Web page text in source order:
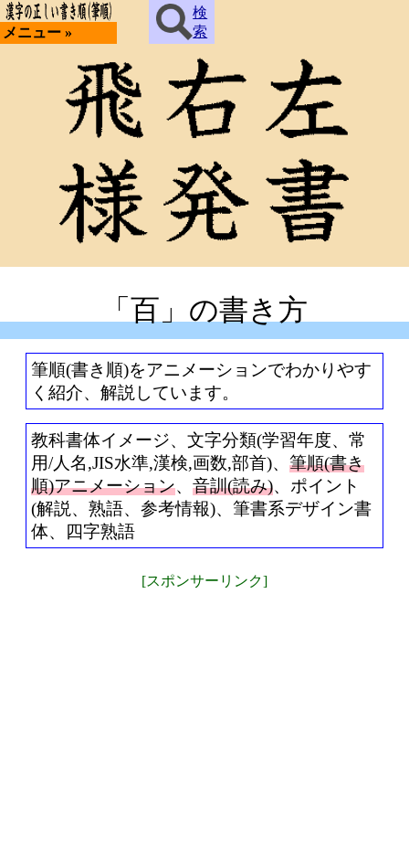
メニュー »
検
索
「百」の書き方
筆順(書き順)をアニメーションでわかりやす
く紹介、解説しています。
教科書体イメージ、文字分類(学習年度、常
用/人名,JIS水準,漢検,画数,部首)、 筆順(書き
順)アニメーション、 音訓(読み)、ポイント
(解説、熟語、参考情報)、筆書系デザイン書
体、四字熟語
[スポンサーリンク]